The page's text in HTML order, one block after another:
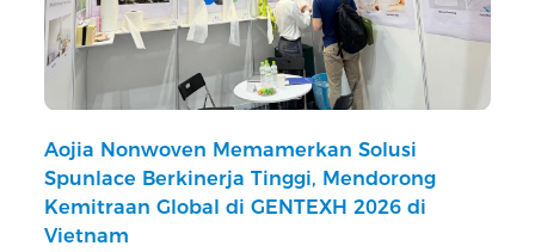
Aojia Nonwoven Memamerkan Solusi
Spunlace Berkinerja Tinggi, Mendorong
Kemitraan Global di GENTEXH 2026 di
Vietnam